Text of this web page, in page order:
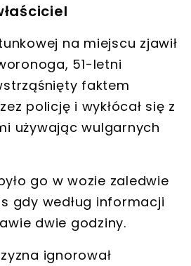
na miejscu zjawił
51-letni
faktem
policję i wykłócał się z
używając wulgarnych
go w wozie zaledwie
gdy według informacji
dwie godziny.
ignorował